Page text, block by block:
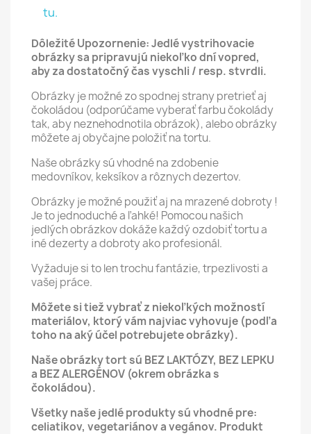
tu.
Dôležité Upozornenie: Jedlé vystrihovacie
obrázky sa pripravujú niekoľko dní vopred,
aby za dostatočný čas vyschli / resp. stvrdli.
Obrázky je možné zo spodnej strany pretrieť aj
čokoládou (odporúčame vyberať farbu čokolády
tak, aby neznehodnotila obrázok), alebo obrázky
môžete aj obyčajne položiť na tortu.
Naše obrázky sú vhodné na zdobenie
medovníkov, keksíkov a rôznych dezertov.
Obrázky je možné použiť aj na mrazené dobroty !
Je to jednoduché a ľahké! Pomocou našich
jedlých obrázkov dokáže každý ozdobiť tortu a
iné dezerty a dobroty ako profesionál.
Vyžaduje si to len trochu fantázie, trpezlivosti a
vašej práce.
Môžete si tiež vybrať z niekoľkých možností
materiálov, ktorý vám najviac vyhovuje (podľa
toho na aký účel potrebujete obrázky).
Naše obrázky tort sú BEZ LAKTÓZY, BEZ LEPKU
a BEZ ALERGÉNOV (okrem obrázka s
čokoládou).
Všetky naše jedlé produkty sú vhodné pre:
celiatikov, vegetariánov a vegánov. Produkt